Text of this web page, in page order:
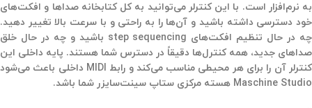
به نرم‌افزار است. با این کنترلر می‌توانید به کل کتابخانه صداها و افکت‌های
خود دسترسی داشته باشید و آن‌ها را به راحتی و با سرعت بالا تغییر دهید.
چه در حال تنظیم افکت‌های step sequencing باشید و چه در حال خلق
صداهای جدید، همه کنترل‌ها دقیقاً در دسترس شما هستند. پایه داخلی این
کنترلر آن را برای هر محیطی مناسب می‌کند و رابط MIDI داخلی باعث می‌شود
Maschine Studio هسته مرکزی ستاپ سینت‌سایزر شما باشد.